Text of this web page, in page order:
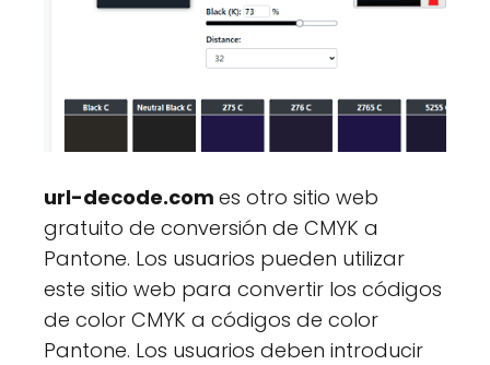
url-decode.com es otro sitio web
gratuito de conversión de CMYK a
Pantone. Los usuarios pueden utilizar
este sitio web para convertir los códigos
de color CMYK a códigos de color
Pantone. Los usuarios deben introducir